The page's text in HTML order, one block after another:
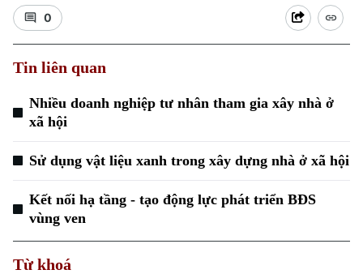
0
Tin liên quan
Nhiều doanh nghiệp tư nhân tham gia xây nhà ở
xã hội
Sử dụng vật liệu xanh trong xây dựng nhà ở xã hội
Kết nối hạ tầng - tạo động lực phát triển BĐS
vùng ven
Từ khoá